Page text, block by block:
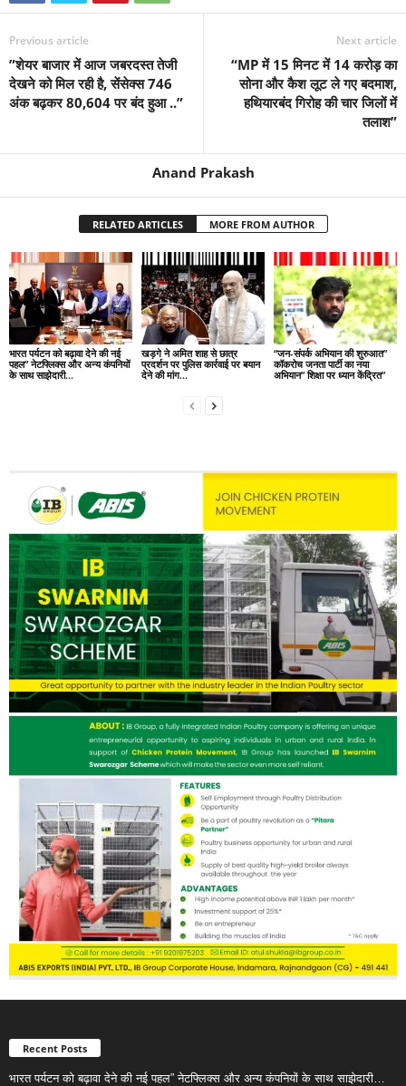
Previous article
”शेयर बाजार में आज जबरदस्त तेजी
देखने को मिल रही है, सेंसेक्स 746
अंक बढ़कर 80,604 पर बंद हुआ ..”
Next article
“MP में 15 मिनट में 14 करोड़ का
सोना और कैश लूट ले गए बदमाश,
हथियारबंद गिरोह की चार जिलों में
तलाश”
Anand Prakash
RELATED ARTICLES MORE FROM AUTHOR
भारत पर्यटन को बढ़ावा देने की नई
पहल” नेटफ्लिक्स और अन्य कंपनियों
के साथ साझेदारी…
खड़गे ने अमित शाह से छात्र
प्रदर्शन पर पुलिस कार्रवाई पर बयान
देने की मांग…
“जन-संपर्क अभियान की शुरुआत”
कॉकरोच जनता पार्टी का नया
अभियान” शिक्षा पर ध्यान केंद्रित”
Recent Posts
भारत पर्यटन को बढ़ावा देने की नई पहल” नेटफ्लिक्स और अन्य कंपनियों के साथ साझेदारी…